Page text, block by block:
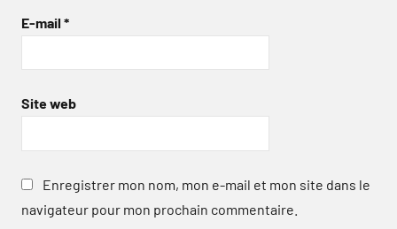
E-mail *
Site web
Enregistrer mon nom, mon e-mail et mon site dans le
navigateur pour mon prochain commentaire.